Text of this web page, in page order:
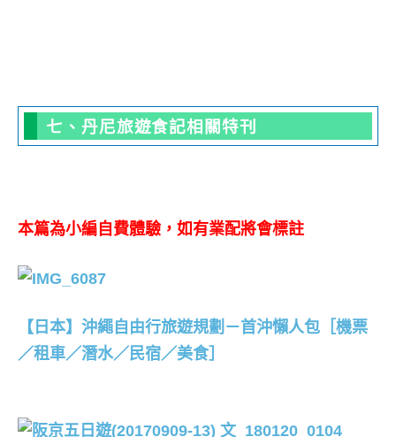
七、丹尼旅遊食記相關特刊
本篇為小編自費體驗，如有業配將會標註
【日本】沖繩自由行旅遊規劃－首沖懶人包［機票
／租車／潛水／民宿／美食］